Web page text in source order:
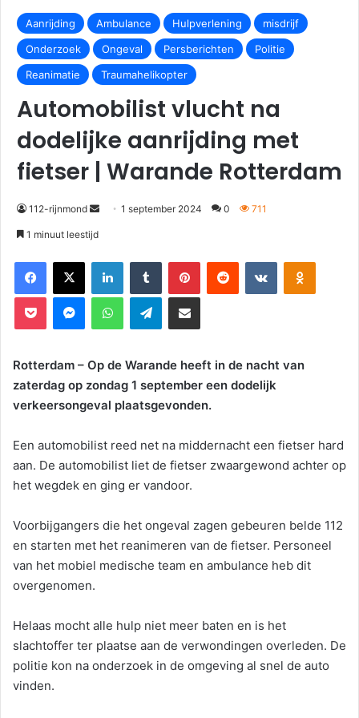
Aanrijding Ambulance Hulpverlening
misdrijf
Onderzoek
Ongeval Persberichten
Politie
Reanimatie
Traumahelikopter
Automobilist vlucht na
dodelijke aanrijding met
fietser | Warande Rotterdam
112-rijnmond 1 september 2024 0 711
1 minuut leestijd
Facebook
X LinkedInTumblr PinterestReddit VKontakteOdnoklassniki
Pocket MessengerWhatsAppTelegramDeel via E-mail
Rotterdam – Op de Warande heeft in de nacht van
zaterdag op zondag 1 september een dodelijk
verkeersongeval plaatsgevonden.
Een automobilist reed net na middernacht een fietser hard
aan. De automobilist liet de fietser zwaargewond achter op
het wegdek en ging er vandoor.
Voorbijgangers die het ongeval zagen gebeuren belde 112
en starten met het reanimeren van de fietser. Personeel
van het mobiel medische team en ambulance heb dit
overgenomen.
Helaas mocht alle hulp niet meer baten en is het
slachtoffer ter plaatse aan de verwondingen overleden. De
politie kon na onderzoek in de omgeving al snel de auto
vinden.